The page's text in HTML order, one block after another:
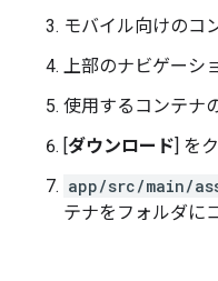
モバイル向けのコ
上部のナビゲーシ
使用するコンテナ
[ダウンロード] を
app/src/main/
テナをフォルダに